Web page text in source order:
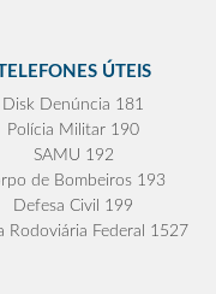
ÚTEIS
Disk Denúncia 181
Polícia Militar 190
SAMU 192
de Bombeiros 193
Defesa Civil 199
Rodoviária Federal 1527